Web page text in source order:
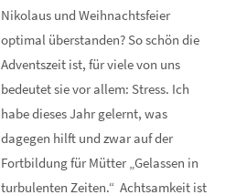
Nikolaus und Weihnachtsfeier
optimal überstanden? So schön die
Adventszeit ist, für viele von uns
bedeutet sie vor allem: Stress. Ich
habe dieses Jahr gelernt, was
dagegen hilft und zwar auf der
Fortbildung für Mütter „Gelassen in
turbulenten Zeiten.“ Achtsamkeit ist